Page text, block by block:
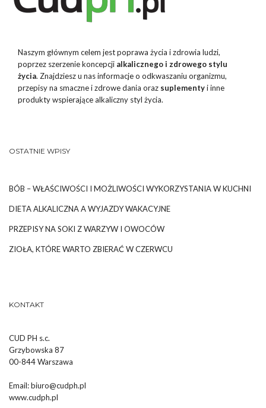
Naszym głównym celem jest poprawa życia i zdrowia ludzi,
poprzez szerzenie koncepcji alkalicznego i zdrowego stylu
życia. Znajdziesz u nas informacje o odkwaszaniu organizmu,
przepisy na smaczne i zdrowe dania oraz suplementyi inne
produkty wspierające alkaliczny styl życia.
OSTATNIE WPISY
BÓB – WŁAŚCIWOŚCI I MOŻLIWOŚCI WYKORZYSTANIA W KUCHNI
DIETA ALKALICZNA A WYJAZDY WAKACYJNE
PRZEPISY NA SOKI Z WARZYW I OWOCÓW
ZIOŁA, KTÓRE WARTO ZBIERAĆ W CZERWCU
KONTAKT
CUD PH s.c.
Grzybowska 87
00-844 Warszawa
Email:biuro@cudph.pl
www.cudph.pl